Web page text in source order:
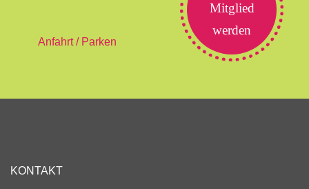
Anfahrt / Parken
Mitglied
werden
KONTAKT